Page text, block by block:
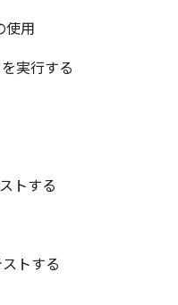
使用
実行する
トする
トする